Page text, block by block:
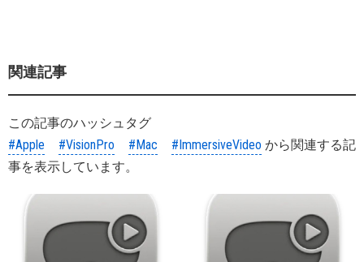
関連記事
この記事のハッシュタグ
#Apple
#VisionPro #Mac #ImmersiveVideo から関連する記
事を表示しています。